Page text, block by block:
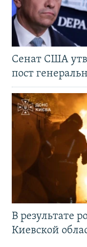
Сенат США
пост
В результате
Киевской